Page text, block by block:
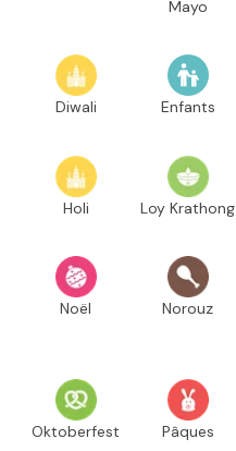
Mayo
Diwali Enfants
Holi Loy Krathong
Noël Norouz
Oktoberfest Pâques